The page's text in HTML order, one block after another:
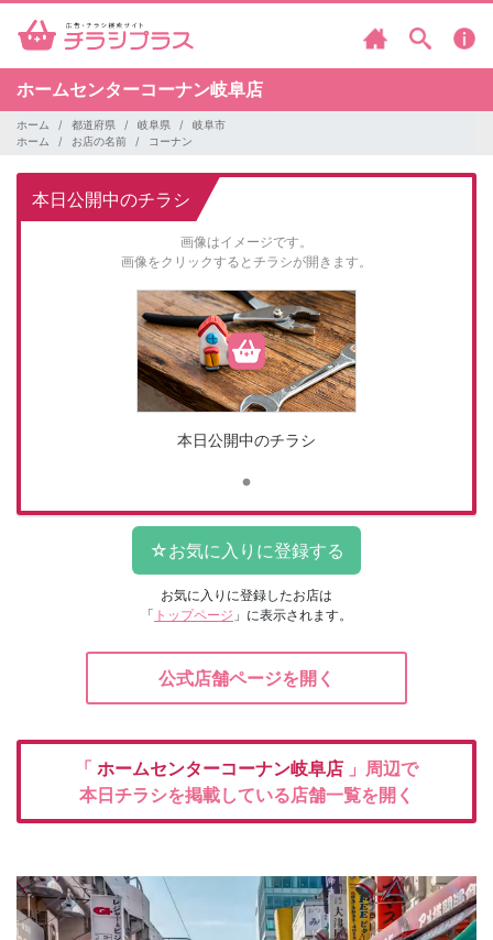
ホームセンターコーナン岐阜店
ホーム 都道府県 岐阜県
岐阜市
ホーム
お店の名前 コーナン
本日公開中のチラシ
画像はイメージです。
画像をクリックするとチラシが開きます。
本日公開中のチラシ
お気に入りに登録したお店は
「 トップページ 」に表示されます。
公式店舗ページを開く
「 ホームセンターコーナン岐阜店 」周辺で
本日チラシを掲載している店舗一覧を開く